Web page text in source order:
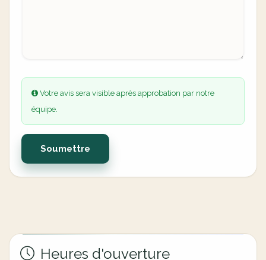
Votre avis sera visible après approbation par notre
équipe.
Soumettre
Heures d'ouverture